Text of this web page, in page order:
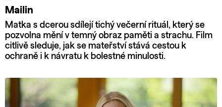
Mailin
Matka s dcerou sdílejí tichý večerní rituál, který se
pozvolna mění v temný obraz paměti a strachu. Film
citlivě sleduje, jak se mateřství stává cestou k
ochraně i k návratu k bolestné minulosti.